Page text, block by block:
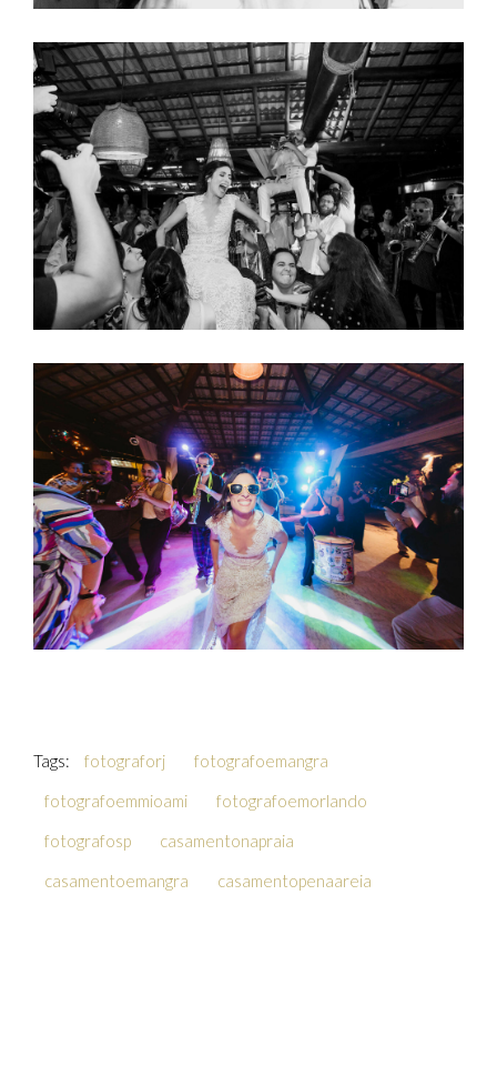
Tags: fotograforj
fotografoemangra
fotografoemmioami
fotografoemorlando
fotografosp
casamentonapraia
casamentoemangra
casamentopenaareia